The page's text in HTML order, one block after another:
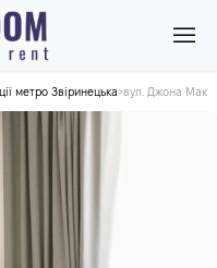
метро Звіринецька>вул. Джона